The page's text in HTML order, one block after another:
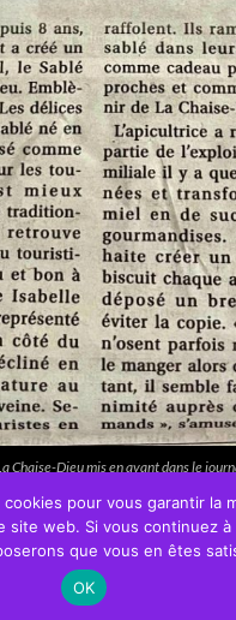
Chaise-Dieu mis en avant dans le
pour vous garantir la
site web. Si vous continuez à
que vous en êtes
OK